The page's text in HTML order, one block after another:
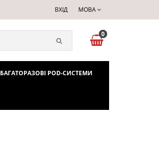
МОВА
ВХІД
0
БАГАТОРАЗОВІ POD-СИСТЕМИ